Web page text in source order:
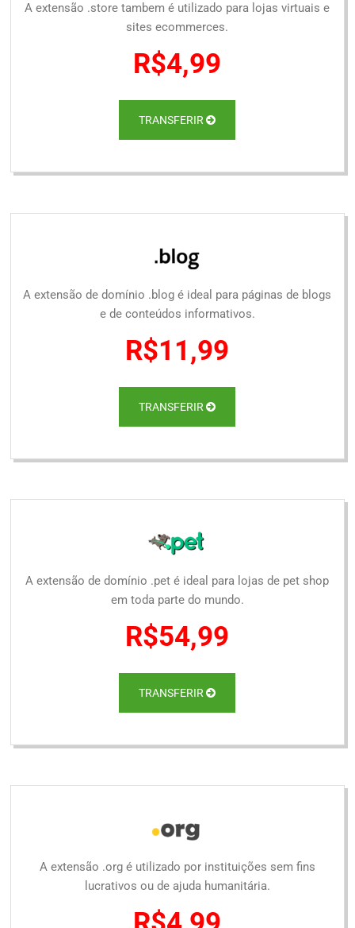
A extensão .store tambem é utilizado para lojas virtuais e
sites ecommerces.
R$4,99
TRANSFERIR
A extensão de domínio .blog é ideal para páginas de blogs
e de conteúdos informativos.
R$11,99
TRANSFERIR
A extensão de domínio .pet é ideal para lojas de pet shop
em toda parte do mundo.
R$54,99
TRANSFERIR
A extensão .org é utilizado por instituições sem fins
lucrativos ou de ajuda humanitária.